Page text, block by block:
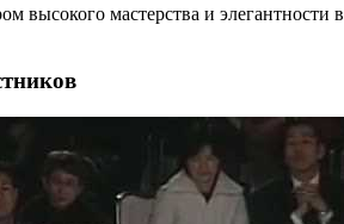
высокого мастерства и